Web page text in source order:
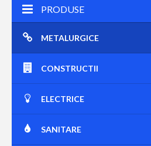
PRODUSE
METALURGICE
CONSTRUCTII
ELECTRICE
SANITARE